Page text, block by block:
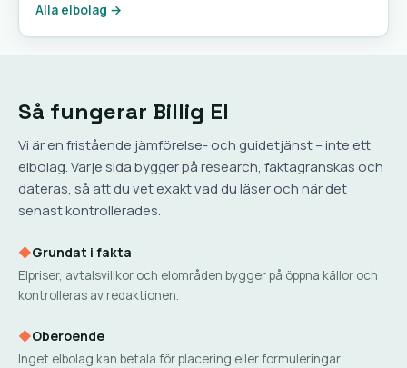
Alla elbolag →
Så fungerar Billig El
Vi är en fristående jämförelse- och guidetjänst – inte ett
elbolag. Varje sida bygger på research, faktagranskas och
dateras, så att du vet exakt vad du läser och när det
senast kontrollerades.
◆Grundat i fakta
Elpriser, avtalsvillkor och elområden bygger på öppna källor och
kontrolleras av redaktionen.
◆Oberoende
Inget elbolag kan betala för placering eller formuleringar.